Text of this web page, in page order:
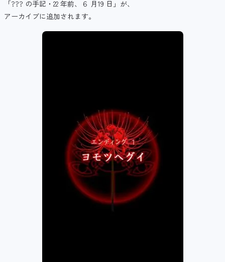
「??? の手記・22 年前、６ 月19 日」が、
アーカイブに追加されます。